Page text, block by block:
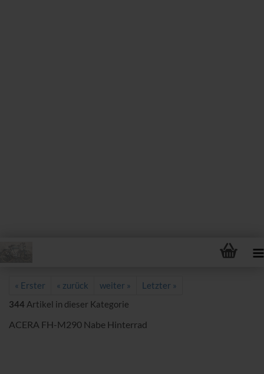
« Erster « zurück weiter »
Letzter »
344 Artikel in dieser Kategorie
ACERA FH-M290 Nabe Hinterrad